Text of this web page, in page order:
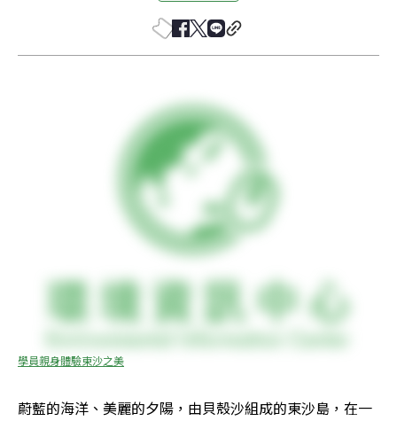
學員親身體驗東沙之美
蔚藍的海洋、美麗的夕陽，由貝殼沙組成的東沙島，在一